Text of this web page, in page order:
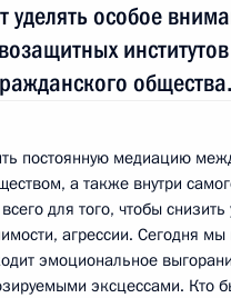
уделять особое
институтов
общества.
постоянную медиацию
а также внутри
для того, чтобы снизить
агрессии. Сегодня
эмоциональное
эксцессами. Кто